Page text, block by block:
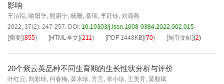
影响
王治福, 喻阳华, 熊康宁, 杨珊, 秦瑶, 李廷铃, 刘海燕
2022, 37(2): 247-257. DOI: 10.19303/j.issn.1008-0384.2022.002.015
[摘要](855) [HTML全文](211) [PDF 1448KB](70) [施引文献](2)
20个紫云英品种不同生育期的生长性状分析与评价
叶红云, 刘彩玲, 何春梅, 黄水珍, 方言, 张小珍, 王美芳, 黄毅斌